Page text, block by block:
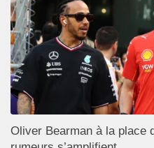
Oliver Bearman à la place